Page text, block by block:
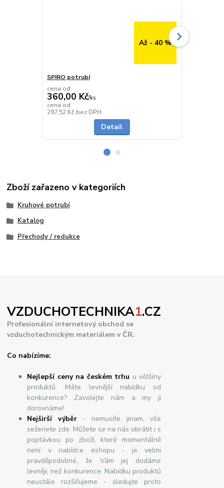
Až - 40 %
SPIRO potrubí
cena od
360,00 Kč/ks
cena od
297,52 Kč bez DPH
Detail
Zboží zařazeno v kategoriích
Kruhové potrubí
Katalog
Přechody / redukce
VZDUCHOTECHNIKA1.CZ
Profesionální internetový obchod se
vzduchotechnickým materiálem v ČR.
Co nabízíme:
Nejlepší ceny na českém trhu u většiny
produktů. Máte levnější nabídku od
konkurence? Zavolejte nám a my ji
dorovnáme!
Nejširšívýběr- nemusíte jinam, vše
seženete zde. Můžete se na nás obrátit i s
poptávkou po zboží, které momentálně
není v nabídce eshopu - je velmi
pravděpodobné, že Vám jej dodáme
levněji, než konkurence. Nabídku produktů
neustále rozšiřujeme - sledujte proto